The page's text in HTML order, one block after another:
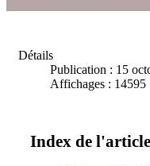
Détails
Publication : 15
Affichages : 14595
Index de l'article